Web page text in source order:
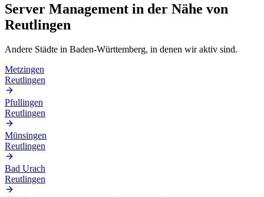
Server Management in der Nähe von
Reutlingen
Andere Städte in Baden-Württemberg, in denen wir aktiv sind.
Metzingen
Reutlingen
Pfullingen
Reutlingen
Münsingen
Reutlingen
Bad Urach
Reutlingen